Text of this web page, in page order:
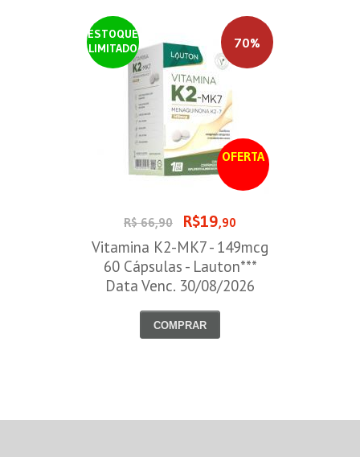
ESTOQUE
LIMITADO
OFERTA
70%
R$ 66,90 R$19,90
Vitamina K2-MK7 - 149mcg
60 Cápsulas - Lauton***
Data Venc. 30/08/2026
COMPRAR